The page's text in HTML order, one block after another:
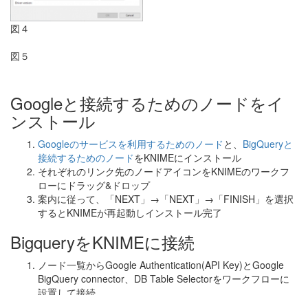
図４
図５
Googleと接続するためのノードをイ
ンストール
Googleのサービスを利用するためのノード と、 BigQueryと
接続するためのノードをKNIMEにインストール
それぞれのリンク先のノードアイコンをKNIMEのワークフ
ローにドラッグ&ドロップ
案内に従って、「NEXT」→「NEXT」→「FINISH」を選択
するとKNIMEが再起動しインストール完了
BigqueryをKNIMEに接続
ノード一覧からGoogle Authentication(API Key)とGoogle
BigQuery connector、DB Table Selectorをワークフローに
設置して接続